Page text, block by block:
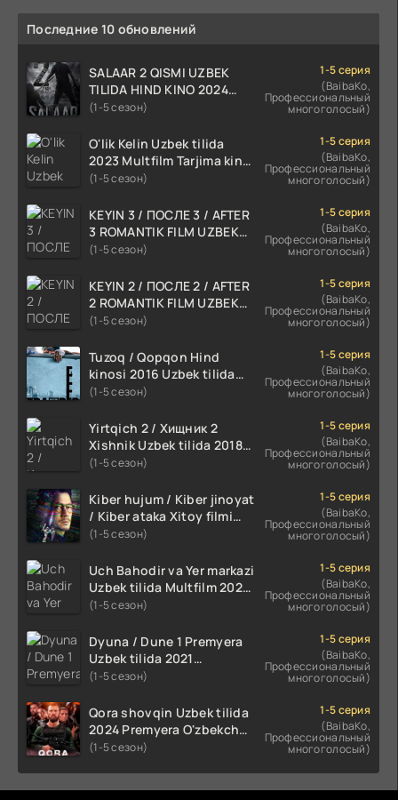
Последние 10 обновлений
SALAAR 2 QISMI UZBEK
TILIDA HIND KINO 2024
TARJIMA 720p HD Skachat
(1-5 сезон)
1-5 серия
(BaibaKo,
Профессиональный
многоголосый)
O'lik Kelin Uzbek tilida
2023 Multfilm Tarjima kino
skachat
(1-5 сезон)
1-5 серия
(BaibaKo,
Профессиональный
многоголосый)
KEYIN 3 / ПОСЛЕ 3 / AFTER
3 ROMANTIK FILM UZBEK
TILIDA 2021 TARJIMA FILM
(1-5 сезон)
1-5 серия
(BaibaKo,
Профессиональный
многоголосый)
KEYIN 2 / ПОСЛЕ 2 / AFTER
2 ROMANTIK FILM UZBEK
TILIDA 2020 TARJIMA FILM
(1-5 сезон)
1-5 серия
(BaibaKo,
Профессиональный
многоголосый)
Tuzoq / Qopqon Hind
kinosi 2016 Uzbek tilida
tarjima film HD
(1-5 сезон)
1-5 серия
(BaibaKo,
Профессиональный
многоголосый)
Yirtqich 2 / Хищник 2
Xishnik Uzbek tilida 2018-
2024 O'zbekcha tarjima
(1-5 сезон)
1-5 серия
(BaibaKo,
Профессиональный
многоголосый)
Kiber hujum / Kiber jinoyat
/ Kiber ataka Xitoy filmi
Uzbek tilida O'zbekcha
HD skachat
(1-5 сезон)
1-5 серия
(BaibaKo,
Профессиональный
многоголосый)
Uch Bahodir va Yer markazi
Uzbek tilida Multfilm 2025
tarjima HD skachat
(1-5 сезон)
1-5 серия
(BaibaKo,
Профессиональный
многоголосый)
Dyuna / Dune 1 Premyera
Uzbek tilida 2021
O'zbekcha tarjima kino HD
(1-5 сезон)
1-5 серия
(BaibaKo,
Профессиональный
многоголосый)
Qora shovqin Uzbek tilida
2024 Premyera O'zbekcha
tarjima kino HD skachat
(1-5 сезон)
1-5 серия
(BaibaKo,
Профессиональный
многоголосый)